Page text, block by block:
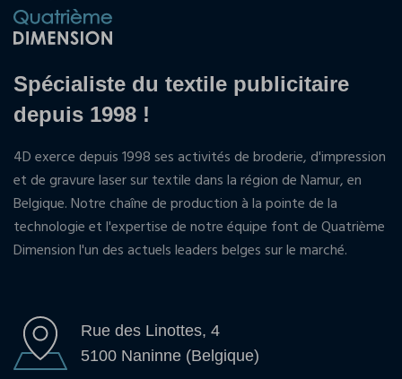
Spécialiste du textile publicitaire
depuis 1998 !
4D exerce depuis 1998 ses activités de broderie, d'impression
et de gravure laser sur textile dans la région de Namur, en
Belgique. Notre chaîne de production à la pointe de la
technologie et l'expertise de notre équipe font de Quatrième
Dimension l'un des actuels leaders belges sur le marché.
Rue des Linottes, 4
5100 Naninne (Belgique)